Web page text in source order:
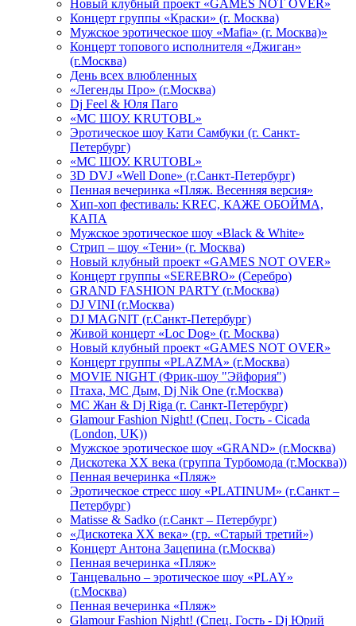
Новый клубный проект «GAMES NOT OVER»
Концерт группы «Краски» (г. Москва)
Мужское эротическое шоу «Mafia» (г. Москва)»
Концерт топового исполнителя «Джиган»
(г.Москва)
День всех влюбленных
«Легенды Про» (г.Москва)
Dj Feel & Юля Паго
«МС ШОУ. KRUTOBL»
Эротическое шоу Кати Самбуки (г. Санкт-
Петербург)
«МС ШОУ. KRUTOBL»
3D DVJ «Well Done» (г.Санкт-Петербург)
Пенная вечеринка «Пляж. Весенняя версия»
Хип-хоп фестиваль: KREC, КАЖЕ ОБОЙМА,
КАПА
Мужское эротическое шоу «Black & White»
Стрип – шоу «Тени» (г. Москва)
Новый клубный проект «GAMES NOT OVER»
Концерт группы «SEREBRO» (Серебро)
GRAND FASHION PARTY (г.Москва)
DJ VINI (г.Москва)
DJ MAGNIT (г.Санкт-Петербург)
Живой концерт «Loc Dog» (г. Москва)
Новый клубный проект «GAMES NOT OVER»
Концерт группы «PLAZMA» (г.Москва)
MOVIE NIGHT (Фрик-шоу "Эйфория")
Птаха, МС Дым, Dj Nik One (г.Москва)
МС Жан & Dj Riga (г. Санкт-Петербург)
Glamour Fashion Night! (Спец. Гость - Cicada
(London, UK))
Мужское эротическое шоу «GRAND» (г.Москва)
Дискотека XX века (группа Турбомода (г.Москва))
Пенная вечеринка «Пляж»
Эротическое стресс шоу «PLATINUM» (г.Санкт –
Петербург)
Matisse & Sadko (г.Санкт – Петербург)
«Дискотека ХХ века» (гр. «Старый третий»)
Концерт Антона Зацепина (г.Москва)
Пенная вечеринка «Пляж»
Танцевально – эротическое шоу «PLAY»
(г.Москва)
Пенная вечеринка «Пляж»
Glamour Fashion Night! (Спец. Гость - Dj Юрий